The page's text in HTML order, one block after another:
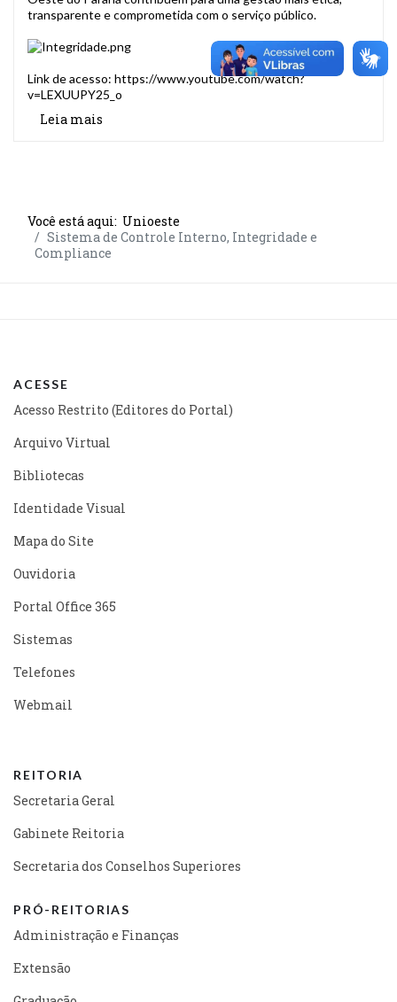
transparente e comprometida com o serviço público.
Link de acesso: https://www.youtube.com/watch?
v=LEXUUPY25_o
Leia mais
Você está aqui: Unioeste
Sistema de Controle Interno, Integridade e
Compliance
ACESSE
Acesso Restrito (Editores do Portal)
Arquivo Virtual
Bibliotecas
Identidade Visual
Mapa do Site
Ouvidoria
Portal Office 365
Sistemas
Telefones
Webmail
REITORIA
Secretaria Geral
Gabinete Reitoria
Secretaria dos Conselhos Superiores
PRÓ-REITORIAS
Administração e Finanças
Extensão